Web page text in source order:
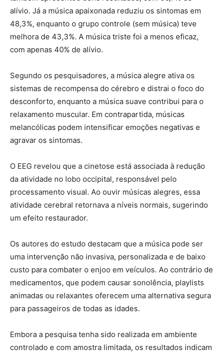
alívio. Já a música apaixonada reduziu os sintomas em
48,3%, enquanto o grupo controle (sem música) teve
melhora de 43,3%. A música triste foi a menos eficaz,
com apenas 40% de alívio.
Segundo os pesquisadores, a música alegre ativa os
sistemas de recompensa do cérebro e distrai o foco do
desconforto, enquanto a música suave contribui para o
relaxamento muscular. Em contrapartida, músicas
melancólicas podem intensificar emoções negativas e
agravar os sintomas.
O EEG revelou que a cinetose está associada à redução
da atividade no lobo occipital, responsável pelo
processamento visual. Ao ouvir músicas alegres, essa
atividade cerebral retornava a níveis normais, sugerindo
um efeito restaurador.
Os autores do estudo destacam que a música pode ser
uma intervenção não invasiva, personalizada e de baixo
custo para combater o enjoo em veículos. Ao contrário de
medicamentos, que podem causar sonolência, playlists
animadas ou relaxantes oferecem uma alternativa segura
para passageiros de todas as idades.
Embora a pesquisa tenha sido realizada em ambiente
controlado e com amostra limitada, os resultados indicam